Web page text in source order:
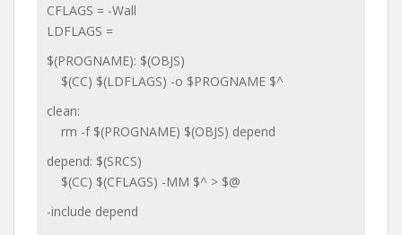
CFLAGS = -Wall
LDFLAGS =
$(PROGNAME): $(OBJS)
$(CC) $(LDFLAGS) -o $PROGNAME $^
clean:
rm -f $(PROGNAME) $(OBJS) depend
depend: $(SRCS)
$(CC) $(CFLAGS) -MM $^ > $@
-include depend